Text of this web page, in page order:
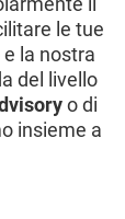
le tue
e la nostra
del livello
o di
insieme a